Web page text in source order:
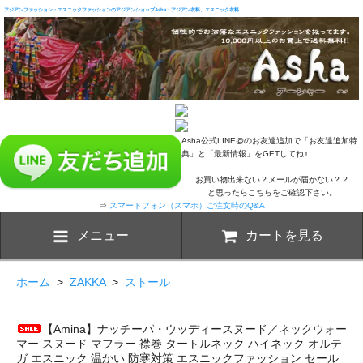
アジアンファッション・エスニックファッションのアジアンショップAsha・アジアン衣料、エスニック衣料
Asha公式LINE@のお友達追加で「お友達追加特
典」と「最新情報」をGETしてね♪
お買い物出来ない？メールが届かない？？
と思ったらこちらをご確認下さい。
⇒ スマートフォン（スマホ）ご注文時のQ&A
メニュー カートを見る
ホーム > ZAKKA> ストール
【Amina】ナッチーパ・ウッディースヌード／ネックウォー
マー スヌード マフラー 襟巻 タートルネック ハイネック オルテ
ガ エスニック 温かい 防寒対策 エスニックファッション セール